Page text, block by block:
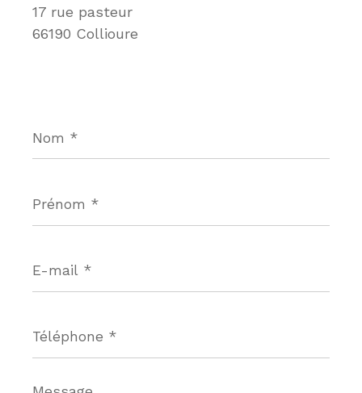
17 rue pasteur
66190 Collioure
*
*
mail
*
*
Message